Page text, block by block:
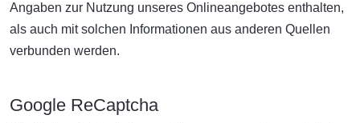
Angaben zur Nutzung unseres Onlineangebotes enthalten,
als auch mit solchen Informationen aus anderen Quellen
verbunden werden.
Google ReCaptcha